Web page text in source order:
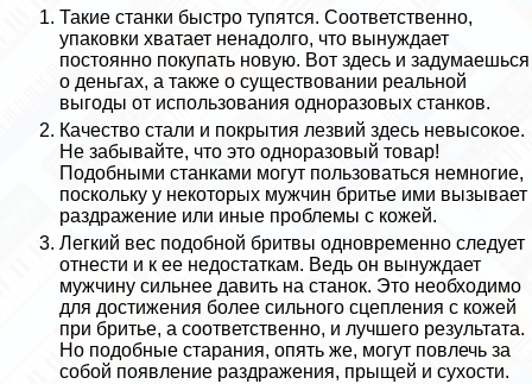
Такие станки быстро тупятся. Соответственно,
упаковки хватает ненадолго, что вынуждает
постоянно покупать новую. Вот здесь и задумаешься
о деньгах, а также о существовании реальной
выгоды от использования одноразовых станков.
Качество стали и покрытия лезвий здесь невысокое.
Не забывайте, что это одноразовый товар!
Подобными станками могут пользоваться немногие,
поскольку у некоторых мужчин бритье ими вызывает
раздражение или иные проблемы с кожей.
Легкий вес подобной бритвы одновременно следует
отнести и к ее недостаткам. Ведь он вынуждает
мужчину сильнее давить на станок. Это необходимо
для достижения более сильного сцепления с кожей
при бритье, а соответственно, и лучшего результата.
Но подобные старания, опять же, могут повлечь за
собой появление раздражения, прыщей и сухости.